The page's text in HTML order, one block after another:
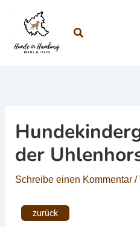
Suchen
der
Schreibe einen Kommentar /